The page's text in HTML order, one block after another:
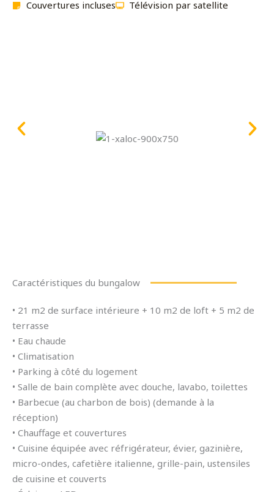
Couvertures incluses Télévision par satellite
Caractéristiques du bungalow
• 21 m2 de surface intérieure + 10 m2 de loft + 5 m2 de
terrasse
• Eau chaude
• Climatisation
• Parking à côté du logement
• Salle de bain complète avec douche, lavabo, toilettes
• Barbecue (au charbon de bois) (demande à la
réception)
• Chauffage et couvertures
• Cuisine équipée avec réfrigérateur, évier, gazinière,
micro-ondes, cafetière italienne, grille-pain, ustensiles
de cuisine et couverts